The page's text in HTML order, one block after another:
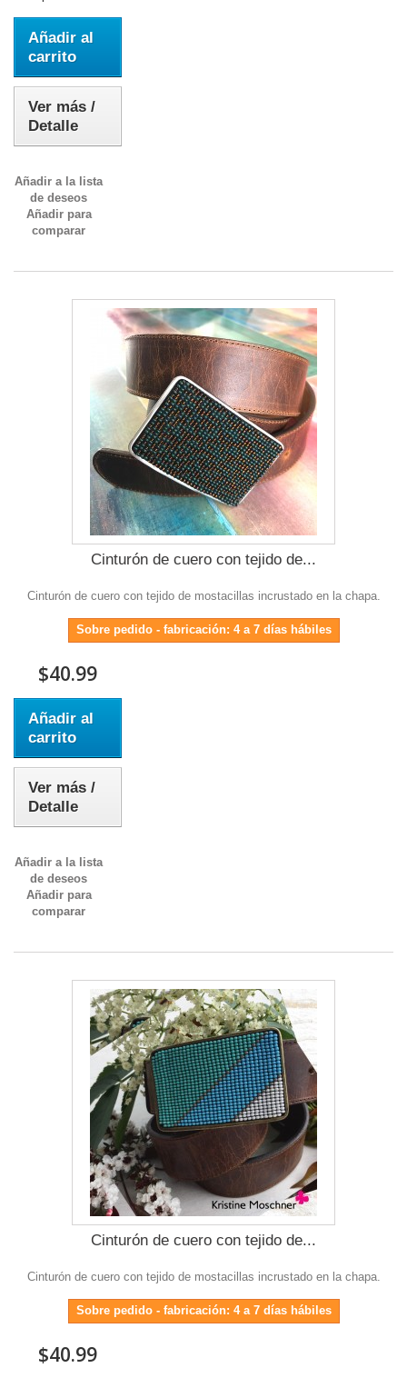
Añadir al
carrito
Ver más /
Detalle
Añadir a la lista
de deseos
Añadir para
comparar
Cinturón de cuero con tejido de...
Cinturón de cuero con tejido de mostacillas incrustado en la chapa.
Sobre pedido - fabricación: 4 a 7 días hábiles
$40.99
Añadir al
carrito
Ver más /
Detalle
Añadir a la lista
de deseos
Añadir para
comparar
Cinturón de cuero con tejido de...
Cinturón de cuero con tejido de mostacillas incrustado en la chapa.
Sobre pedido - fabricación: 4 a 7 días hábiles
$40.99